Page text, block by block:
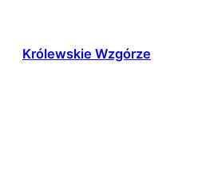
treści
Królewskie Wzgórze